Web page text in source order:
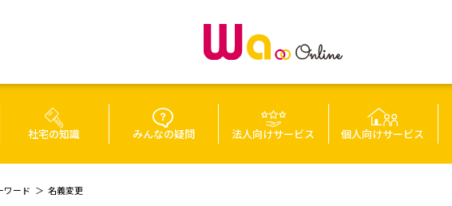
社宅の知識 みんなの疑問 法人向けサービス 個人向けサービス
ワード 名義変更